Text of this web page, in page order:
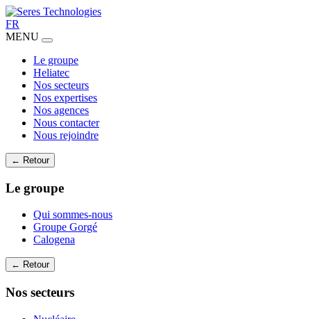
FR
MENU
Le groupe
Heliatec
Nos secteurs
Nos expertises
Nos agences
Nous contacter
Nous rejoindre
← Retour
Le groupe
Qui sommes-nous
Groupe Gorgé
Calogena
← Retour
Nos secteurs